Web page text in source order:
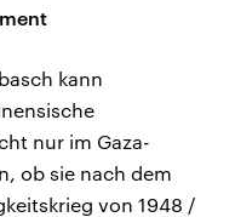
kann
nur im Gaza-
ob sie nach dem
von 1948 /